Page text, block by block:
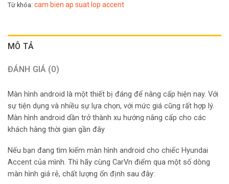
Từ khóa: cam bien ap suat lop accent
MÔ TẢ
ĐÁNH GIÁ (0)
Màn hình android là một thiết bị đáng để nâng cấp hiện nay. Với
sự tiện dụng và nhiều sự lựa chọn, với mức giá cũng rất hợp lý.
Màn hình android dần trở thành xu hướng nâng cấp cho các
khách hàng thời gian gần đây
Nếu bạn đang tìm kiếm màn hình android cho chiếc Hyundai
Accent của mình. Thì hãy cùng CarVn điểm qua một số dòng
màn hình giá rẻ, chất lượng ổn định sau đây: